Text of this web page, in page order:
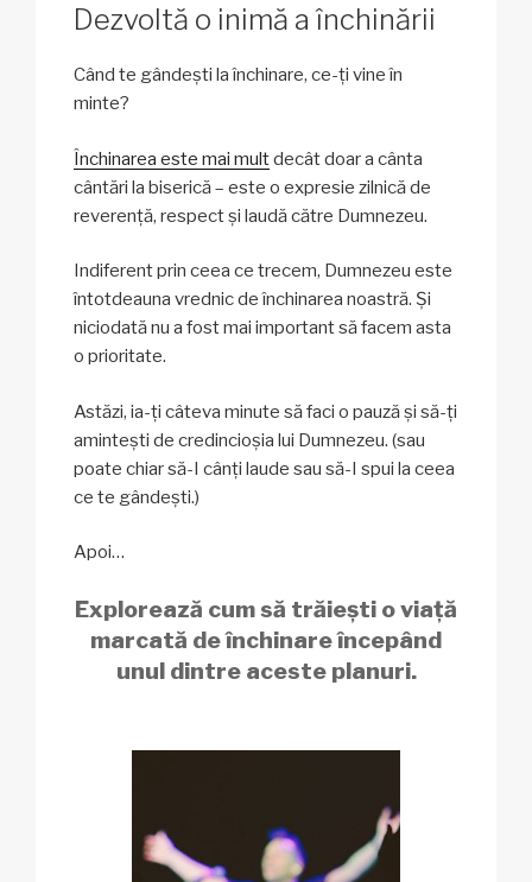
Dezvoltă o inimă a închinării
Când te gândești la închinare, ce-ți vine în
minte?
Închinarea este mai multdecât doar a cânta
cântări la biserică – este o expresie zilnică de
reverență, respect și laudă către Dumnezeu.
Indiferent prin ceea ce trecem, Dumnezeu este
întotdeauna vrednic de închinarea noastră. Și
niciodată nu a fost mai important să facem asta
o prioritate.
Astăzi, ia-ți câteva minute să faci o pauză și să-ți
amintești de credincioșia lui Dumnezeu. (sau
poate chiar să-I cânți laude sau să-I spui la ceea
ce te gândești.)
Apoi…
Explorează cum să trăiești o viață
marcată de închinare începând
unul dintre aceste planuri.